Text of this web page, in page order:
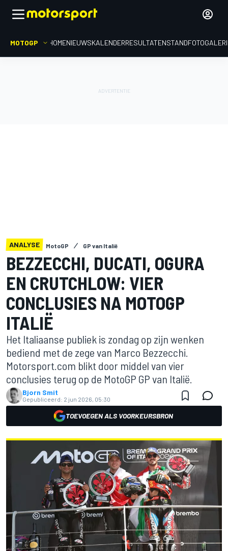
MOTOGP HOMENIEUWSKALENDERRESULTATENSTAND
ANALYSE MotoGP GP van Italië
BEZZECCHI, DUCATI, OGURA
EN CRUTCHLOW: VIER
CONCLUSIES NA MOTOGP
ITALIË
Het Italiaanse publiek is zondag op zijn wenken
bediend met de zege van Marco Bezzecchi.
Motorsport.com blikt door middel van vier
conclusies terug op de MotoGP GP van Italië.
Bjorn Smit
Gepubliceerd: 2 jun 2026, 05:30
TOEVOEGEN ALS VOORKEURSBRON